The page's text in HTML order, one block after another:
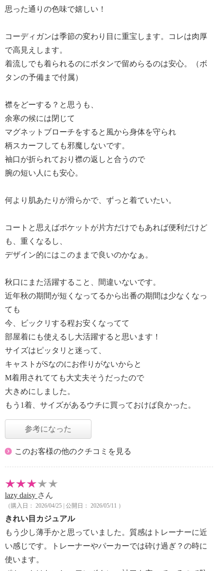
思った通りの色味で嬉しい！
コーディガンは季節の変わり目に重宝します。コレは肉厚
で高見えします。
着流しでも着られるのにボタンで留めらるのは安心。（ボ
タンの予備まで付属）
襟をどーする？と思うも、
余寒の候には閉じて
マグネットブローチをすると風から身体を守られ
柄スカーフしても邪魔しないです。
袖口が折られており襟の返しと合うので
腕の短い人にも安心。
何より肌あたりが滑らかで、ずっと着ていたい。
コートと思えばポケットが片方だけでもあれば便利だけど
も、重くなるし、
デザイン的にはこのままで良いのかなぁ。
秋口にまた活躍すること、間違いないです。
近年秋の期間が短くなってるから出番の期間は少なくなっ
ても
今、ビックリする程お安くなってて
部屋着にも使えるし大活躍すると思います！
サイズはピッタリと迷って、
キャストがSなのにお作りがないからと
M着用されてても大丈夫そうだったので
大きめにしました。
もう1着、サイズがあるウチに買っておけば良かった。
参考になった
このお客様の他のクチコミを見る
lazy daisy さん
（購入日： 2026/04/25 | 公開日： 2026/05/11 ）
きれい目カジュアル
もう少し薄手かと思っていました。質感はトレーナーに近
い感じです。トレーナーやパーカーでは砕け過ぎ？の時に
使います。